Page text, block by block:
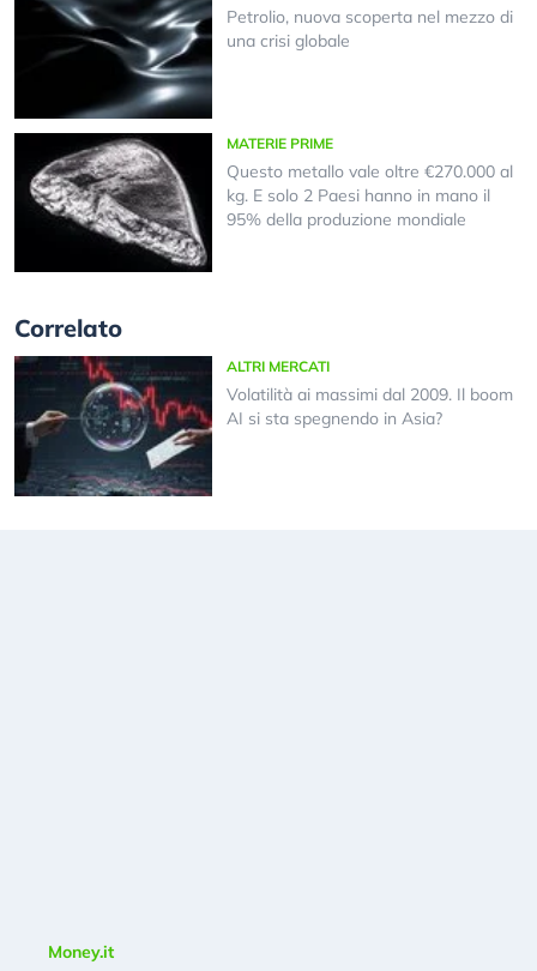
Petrolio, nuova scoperta nel mezzo di
una crisi globale
MATERIE PRIME
Questo metallo vale oltre €270.000 al
kg. E solo 2 Paesi hanno in mano il
95% della produzione mondiale
Correlato
ALTRI MERCATI
Volatilità ai massimi dal 2009. Il boom
AI si sta spegnendo in Asia?
Money.it